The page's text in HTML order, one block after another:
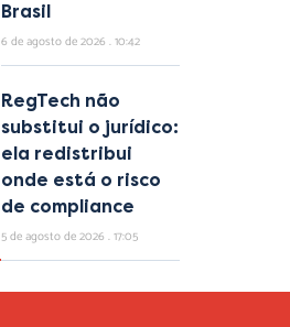
Brasil
6 de agosto de 2026 10:42
RegTech não
substitui o jurídico:
ela redistribui
onde está o risco
de compliance
5 de agosto de 2026 17:05